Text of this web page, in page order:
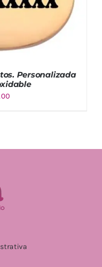
Personalizada